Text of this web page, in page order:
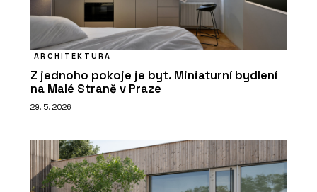
ARCHITEKTURA
Z jednoho pokoje je byt. Miniaturní bydlení
na Malé Straně v Praze
29. 5. 2026